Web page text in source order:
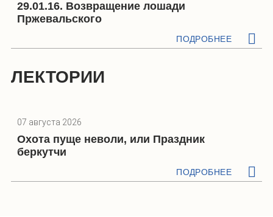
29.01.16. Возвращение лошади
Пржевальского
ПОДРОБНЕЕ
ЛЕКТОРИИ
07 августа 2026
Охота пуще неволи, или Праздник
беркутчи
ПОДРОБНЕЕ